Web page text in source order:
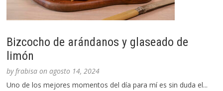
Bizcocho de arándanos y glaseado de
limón
byfrabisa onagosto 14, 2024
Uno de los mejores momentos del día para mí es sin duda el...